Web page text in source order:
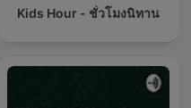
Kids Hour - ชั่วโมงนิทาน